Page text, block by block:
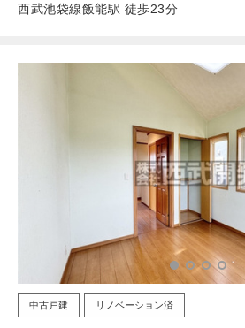
西武池袋線飯能駅 徒歩23分
中古戸建 リノベーション済